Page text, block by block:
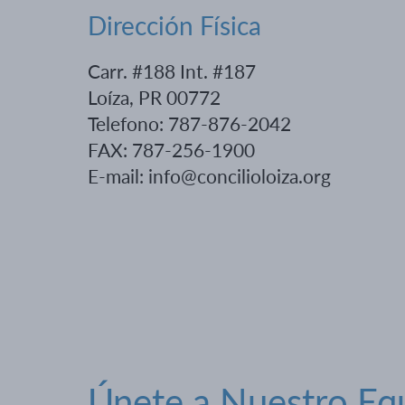
Dirección Física
Carr. #188 Int. #187
Loíza, PR 00772
Telefono: 787-876-2042
FAX: 787-256-1900
E-mail: info@concilioloiza.org